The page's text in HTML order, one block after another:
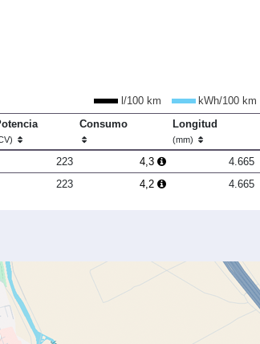
l/100 km kWh/100 km
Consumo Longitud
(mm)
223 4,3 4.665
223 4,2 4.665